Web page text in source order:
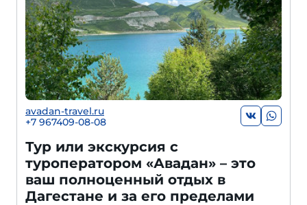
avadan-travel.ru
+7 967409-08-08
Тур или экскурсия с
туроператором «Авадан» – это
ваш полноценный отдых в
Дагестане и за его пределами